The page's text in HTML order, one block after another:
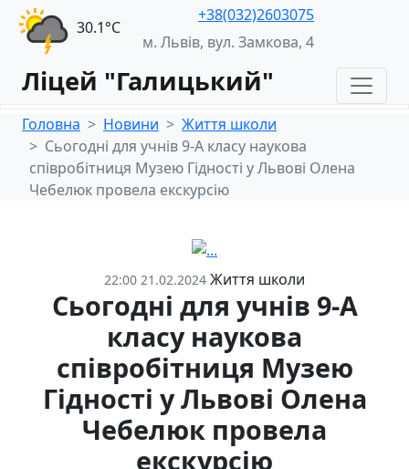
30.1°С
+38(032)2603075
м. Львів, вул. Замкова, 4
Ліцей "Галицький"
Головна Новини
Життя школи
Сьогодні для учнів 9-А класу наукова
співробітниця Музею Гідності у Львові Олена
Чебелюк провела екскурсію
22:00 21.02.2024 Життя школи
Сьогодні для учнів 9-А
класу наукова
співробітниця Музею
Гідності у Львові Олена
Чебелюк провела
екскурсію